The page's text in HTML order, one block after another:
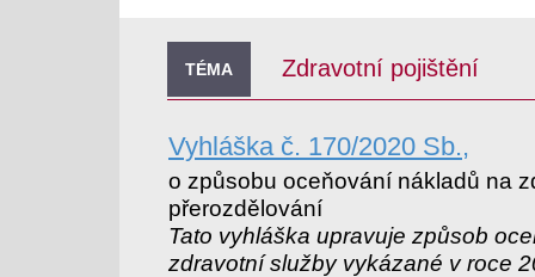
TÉMA Zdravotní pojištění
Vyhláška č. 170/2020 Sb.,
o způsobu oceňování nákladů na
přerozdělování
Tato vyhláška upravuje způsob
zdravotní služby vykázané v roce